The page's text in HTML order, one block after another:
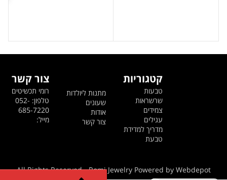
צור קשר
רומי תכשיטים
טלפון: 052-
685-7220
מייל:
מתנות ליולדות
שעונים
אודות
צור קשר
קטגוריות
טבעות
שרשראות
צמידים
עגילים
מדריך למדידת
טבעת
All Rights Reserved - Romi Jewelry Powered by Webdepot